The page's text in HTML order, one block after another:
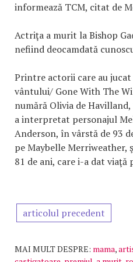
informează TCM, citat de
Actriţa a murit la Bishop
nefiind deocamdată
Printre actorii care au
vântului/ Gone With The
numără Olivia de
a interpretat personajul
Anderson, în vârstă de 93
pe Maybelle Merriweather,
81 de ani, care i-a dat viaţă
articolul precedent
MAI MULT DESPRE: mama,